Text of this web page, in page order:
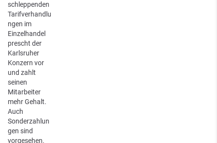
schleppenden
Tarifverhandlu
ngen im
Einzelhandel
prescht der
Karlsruher
Konzern vor
und zahlt
seinen
Mitarbeiter
mehr Gehalt.
Auch
Sonderzahlun
gen sind
vorgesehen.